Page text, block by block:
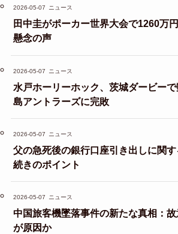
2026-05-07 ニュース
田中圭がポーカー世界大会で1260万
懸念の声
2026-05-07 ニュース
水戸ホーリーホック、茨城ダービー
島アントラーズに完敗
2026-05-07 ニュース
父の急死後の銀行口座引き出しに関
続きのポイント
2026-05-07 ニュース
中国旅客機墜落事件の新たな真相：
が原因か